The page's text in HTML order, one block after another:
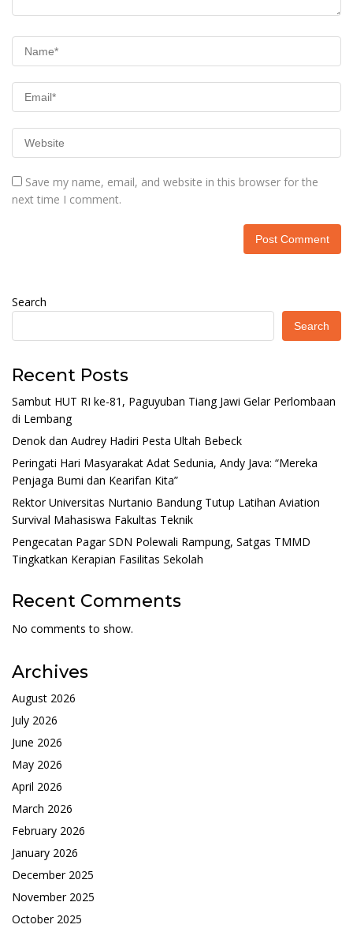
Save my name, email, and website in this browser for the
next time I comment.
Search
Search
Recent Posts
Sambut HUT RI ke-81, Paguyuban Tiang Jawi Gelar Perlombaan
di Lembang
Denok dan Audrey Hadiri Pesta Ultah Bebeck
Peringati Hari Masyarakat Adat Sedunia, Andy Java: “Mereka
Penjaga Bumi dan Kearifan Kita”
Rektor Universitas Nurtanio Bandung Tutup Latihan Aviation
Survival Mahasiswa Fakultas Teknik
Pengecatan Pagar SDN Polewali Rampung, Satgas TMMD
Tingkatkan Kerapian Fasilitas Sekolah
Recent Comments
No comments to show.
Archives
August 2026
July 2026
June 2026
May 2026
April 2026
March 2026
February 2026
January 2026
December 2025
November 2025
October 2025